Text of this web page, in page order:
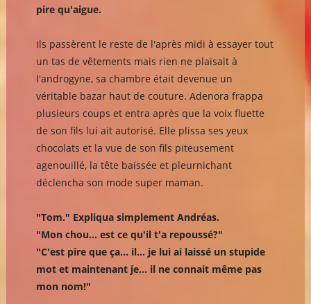
pire qu'aigue.
Ils passèrent le reste de l'après midi à essayer tout
un tas de vêtements mais rien ne plaisait à
l'androgyne, sa chambre était devenue un
véritable bazar haut de couture. Adenora frappa
plusieurs coups et entra après que la voix fluette
de son fils lui ait autorisé. Elle plissa ses yeux
chocolats et la vue de son fils piteusement
agenouillé, la tête baissée et pleurnichant
déclencha son mode super maman.
"Tom." Expliqua simplement Andréas.
"Mon chou... est ce qu'il t'a repoussé?"
"C'est pire que ça... il... je lui ai laissé un stupide
mot et maintenant je... il ne connait même pas
mon nom!"